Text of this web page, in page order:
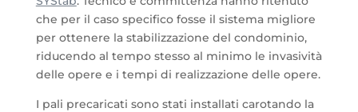
che per il caso specifico fosse il sistema migliore
per ottenere la stabilizzazione del condominio,
riducendo al tempo stesso al minimo le invasività
delle opere e i tempi di realizzazione delle opere.
I pali precaricati sono stati installati carotando la